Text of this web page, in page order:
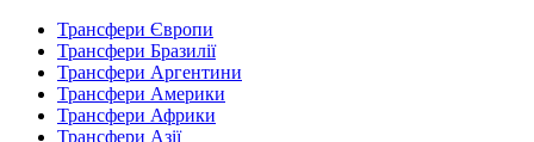
Трансфери Європи
Трансфери Бразилії
Трансфери Аргентини
Трансфери Америки
Трансфери Африки
Трансфери Азії